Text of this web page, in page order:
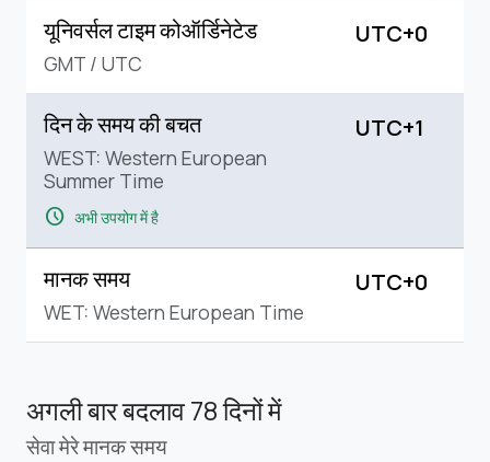
यूनिवर्सल टाइम कोऑर्डिनेटेड
GMT / UTC
UTC+0
दिन के समय की बचत
WEST: Western European
Summer Time
schedule अभी उपयोग में है
UTC+1
मानक समय
WET: Western European Time
UTC+0
अगली बार बदलाव78 दिनों में
सेवा मेरे मानक समय